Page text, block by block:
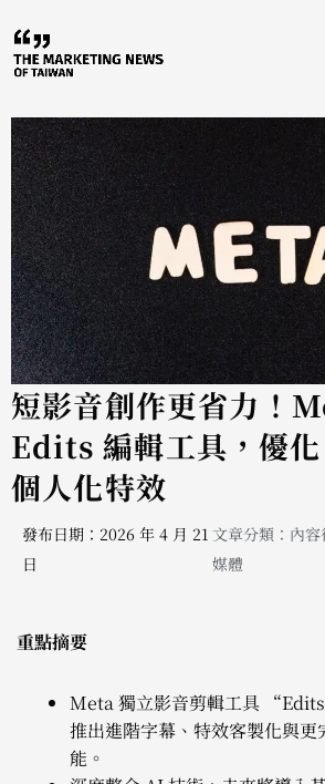
至
主
內
容
短影音創作更省力！
Edits 編輯工具，優
個人化特效
發布日期：2026 年 4 月 21
日
文章分類： 內容
媒體
重點摘要
Meta 獨立影音剪輯工具
推出進階字幕、特效客製化與更
能。